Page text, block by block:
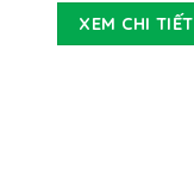
XEM CHI TIẾT